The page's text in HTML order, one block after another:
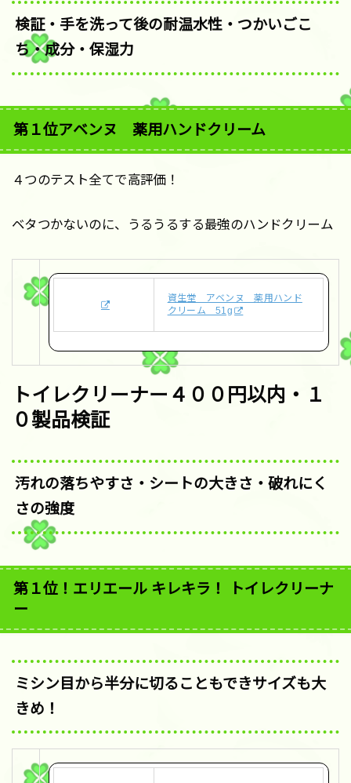
検証・手を洗って後の耐温水性・つかいごこ
ち・成分・保湿力
第１位アベンヌ 薬用ハンドクリーム
４つのテスト全てで高評価！
ベタつかないのに、うるうるする最強のハンドクリーム
資生堂 アベンヌ 薬用ハンド
クリーム 51g
トイレクリーナー４００円以内・１
０製品検証
汚れの落ちやすさ・シートの大きさ・破れにく
さの強度
第１位！エリエール キレキラ！ トイレクリーナ
ー
ミシン目から半分に切ることもできサイズも大
きめ！